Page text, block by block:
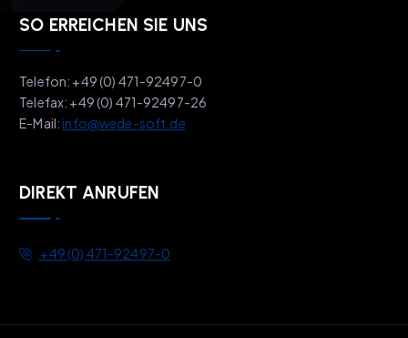
SO ERREICHEN SIE UNS
Telefon: +49 (0) 471-92497-0
Telefax: +49 (0) 471-92497-26
E-Mail: info@wede-soft.de
DIREKT ANRUFEN
+49 (0) 471-92497-0